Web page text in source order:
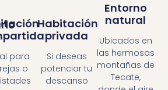
para
o
Habitación
privada
Si deseas
potenciar tu
descanso
Entorno
natural
Ubicados en
las hermosas
montañas de
Tecate,